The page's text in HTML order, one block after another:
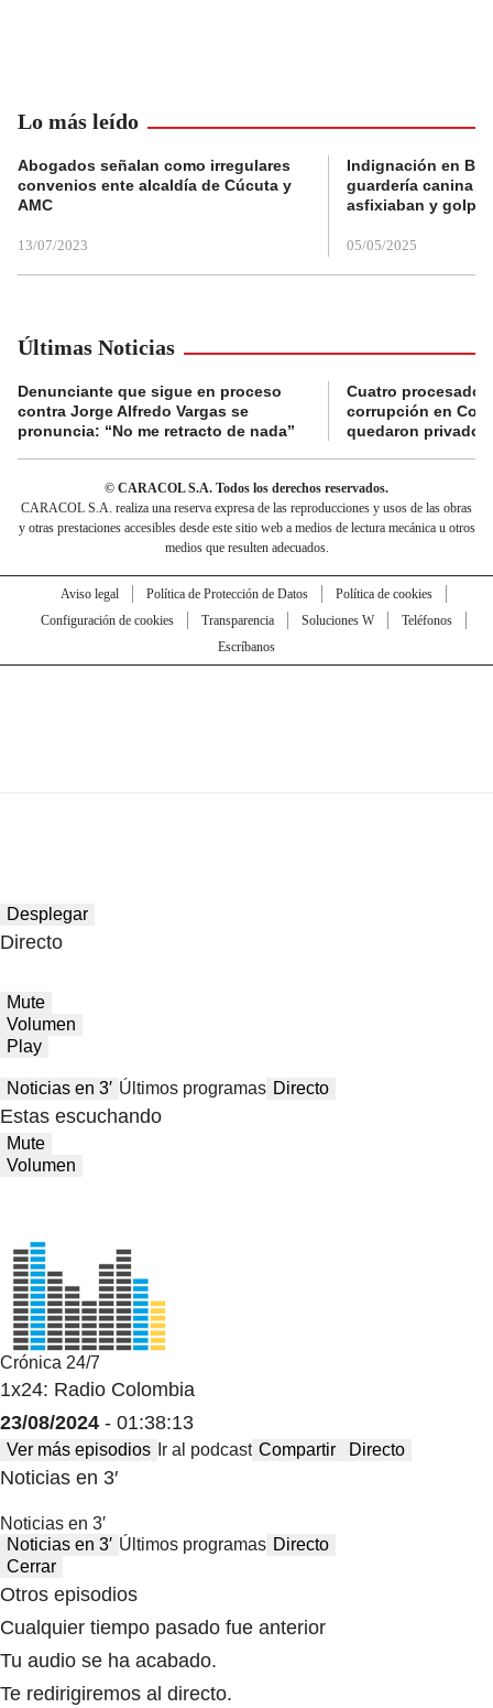
Lo más leído
Abogados señalan como irregulares
convenios ente alcaldía de Cúcuta y
AMC
13/07/2023
Indignación en
guardería canina
asfixiaban y
05/05/2025
Últimas Noticias
Denunciante que sigue en proceso
contra Jorge Alfredo Vargas se
pronuncia: “No me retracto de nada”
Cuatro
corrupción en
quedaron
© CARACOL S.A. Todos los derechos reservados.
CARACOL S.A. realiza una reserva expresa de las reproducciones y usos de las obras
y otras prestaciones accesibles desde este sitio web a medios de lectura mecánica u otros
medios que resulten adecuados.
Aviso legal Política de Protección de Datos
Política de cookies
Configuración de cookies
Transparencia Soluciones W
Teléfonos
Escríbanos
Desplegar
Directo
Mute
Volumen
Play
Noticias en 3′ Últimos programas Directo
Estas escuchando
Mute
Volumen
Crónica 24/7
1x24: Radio Colombia
23/08/2024 - 01:38:13
Ver más episodios Ir al podcast Compartir Directo
Noticias en 3′
Noticias en 3′
Noticias en 3′ Últimos programas Directo
Cerrar
Otros episodios
Cualquier tiempo pasado fue anterior
Tu audio se ha acabado.
Te redirigiremos al directo.